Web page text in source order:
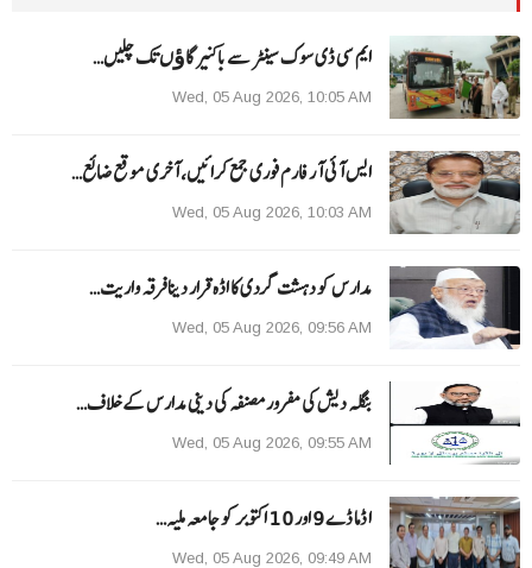
ایم سی ڈی سوک سینٹر سے باکنیر گاﺅں تک چلیں…
Wed, 05 Aug 2026, 10:05 AM
ایس آئی آر فارم فوری جمع کرائیں، آخری موقع ضائع…
Wed, 05 Aug 2026, 10:03 AM
مدارس کو دہشت گردی کا اڈہ قرار دینا فرقہ واریت…
Wed, 05 Aug 2026, 09:56 AM
بنگلہ دیش کی مفرور مصنفہ کی دینی مدارس کے خلاف…
Wed, 05 Aug 2026, 09:55 AM
ا ڈما ڈے 9 اور 10 اکتوبر کو جامعہ ملیہ…
Wed, 05 Aug 2026, 09:49 AM